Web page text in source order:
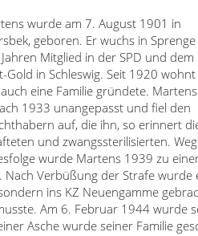
wurde am 7. August 1901 in
geboren. Er wuchs in
Mitglied in der SPD und dem
Gold in Schleswig. Seit 1920 wohnt
eine Familie gründete.
1933 unangepasst und fiel den
auf, die ihn, so erinnert
und zwangssterilisierten.
wurde Martens 1939 zu
Verbüßung der Strafe wurde
ins KZ Neuengamme
Am 6. Februar 1944 wurde
Asche wurde seiner Familie